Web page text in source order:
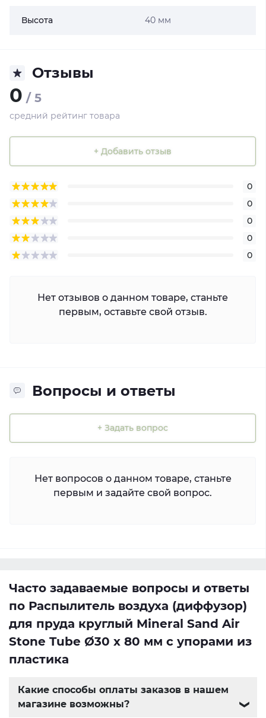
Высота 40 мм
Отзывы
0 / 5
средний рейтинг товара
+ Добавить отзыв
0
0
0
0
0
Нет отзывов о данном товаре, станьте
первым, оставьте свой отзыв.
Вопросы и ответы
+ Задать вопрос
Нет вопросов о данном товаре, станьте
первым и задайте свой вопрос.
Часто задаваемые вопросы и ответы
по Распылитель воздуха (диффузор)
для пруда круглый Mineral Sand Air
Stone Tube Ø30 х 80 мм с упорами из
пластика
Какие способы оплаты заказов в нашем
магазине возможны?
❯